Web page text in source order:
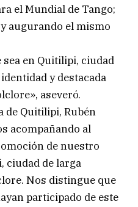
el Mundial de Tango;
augurando el mismo
sea en Quitilipi, ciudad
y destacada
aseveró.
de Quitilipi, Rubén
acompañando al
de nuestro
ciudad de larga
Nos distingue que
participado de este